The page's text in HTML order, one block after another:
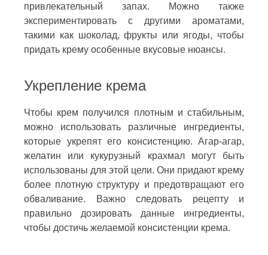
привлекательный запах. Можно также
экспериментировать с другими ароматами,
такими как шоколад, фрукты или ягоды, чтобы
придать крему особенные вкусовые нюансы.
Укрепление крема
Чтобы крем получился плотным и стабильным,
можно использовать различные ингредиенты,
которые укрепят его консистенцию. Агар-агар,
желатин или кукурузный крахмал могут быть
использованы для этой цели. Они придают крему
более плотную структуру и предотвращают его
обваливание. Важно следовать рецепту и
правильно дозировать данные ингредиенты,
чтобы достичь желаемой консистенции крема.